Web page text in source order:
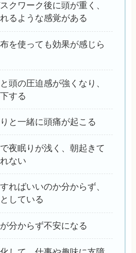
クワーク後に頭が重く、
るような感覚がある
を使っても効果が感じら
頭の圧迫感が強くなり、
する
と一緒に頭痛が起こる
夜眠りが浅く、朝起きて
ない
ればいいのか分からず、
している
分からず不安になる